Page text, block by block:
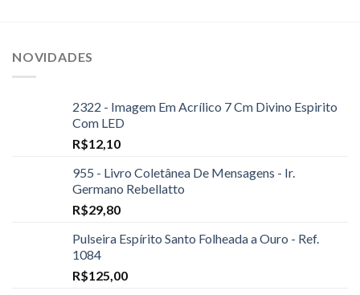
NOVIDADES
2322 - Imagem Em Acrílico 7 Cm Divino Espirito
Com LED
R$12,10
955 - Livro Coletânea De Mensagens - Ir.
Germano Rebellatto
R$29,80
Pulseira Espírito Santo Folheada a Ouro - Ref.
1084
R$125,00